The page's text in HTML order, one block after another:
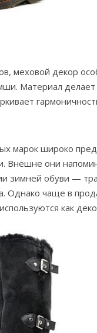
меховой декор
Материал делает
марок широко
Внешне они
зимней обуви —
Однако чаще в
как